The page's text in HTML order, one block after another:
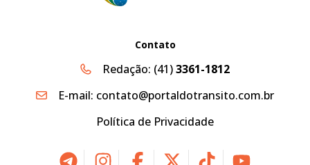
Contato
Redação: (41)3361-1812
E-mail: contato@portaldotransito.com.br
Política de Privacidade